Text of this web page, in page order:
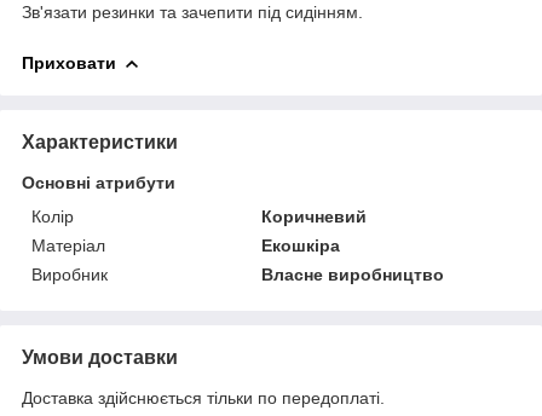
Зв'язати резинки та зачепити під сидінням.
Приховати
Характеристики
Основні атрибути
Колір
Коричневий
Матеріал
Екошкіра
Виробник
Власне виробництво
Умови доставки
Доставка здійснюється тільки по передоплаті.